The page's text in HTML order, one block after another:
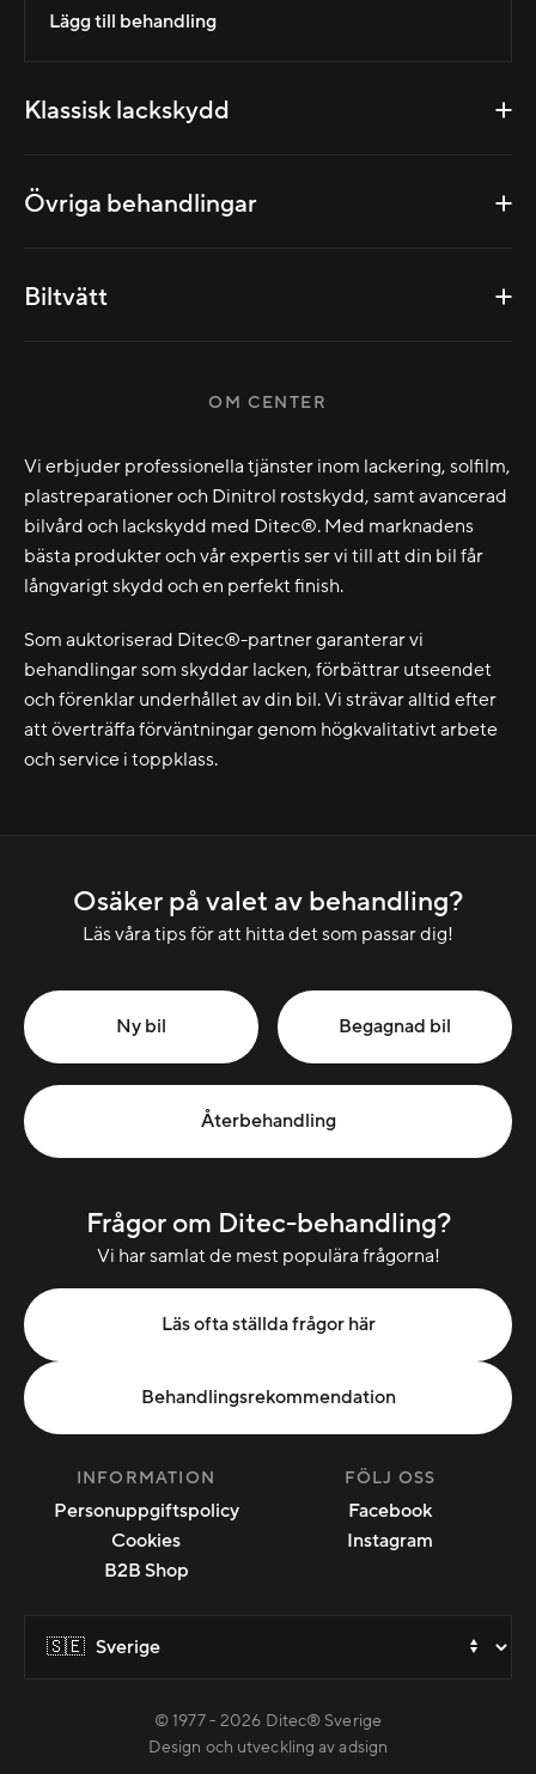
Lägg till behandling
Klassisk lackskydd
Övriga behandlingar
Biltvätt
OM CENTER
Vi erbjuder professionella tjänster inom lackering, solfilm,
plastreparationer och Dinitrol rostskydd, samt avancerad
bilvård och lackskydd med Ditec®. Med marknadens
bästa produkter och vår expertis ser vi till att din bil får
långvarigt skydd och en perfekt finish.
Som auktoriserad Ditec®-partner garanterar vi
behandlingar som skyddar lacken, förbättrar utseendet
och förenklar underhållet av din bil. Vi strävar alltid efter
att överträffa förväntningar genom högkvalitativt arbete
och service i toppklass.
Osäker på valet av behandling?
Läs våra tips för att hitta det som passar dig!
Ny bil Begagnad bil
Återbehandling
Frågor om Ditec-behandling?
Vi har samlat de mest populära frågorna!
Läs ofta ställda frågor här
Behandlingsrekommendation
INFORMATION
Personuppgiftspolicy
Cookies
B2B Shop
FÖLJ OSS
Facebook
Instagram
© 1977 - 2026 Ditec® Sverige
Design och utveckling av adsign